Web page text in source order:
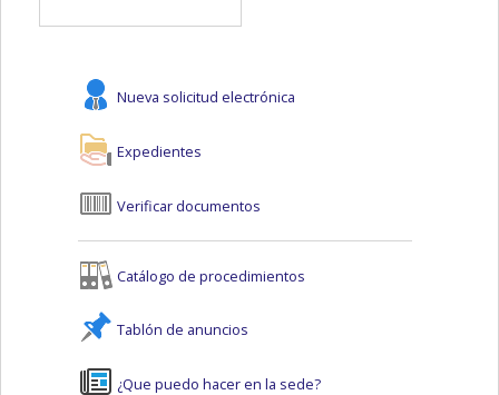
Nueva solicitud electrónica
Expedientes
Verificar documentos
Catálogo de procedimientos
Tablón de anuncios
¿Que puedo hacer en la sede?